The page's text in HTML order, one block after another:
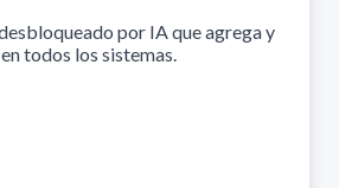
por IA que agrega y
todos los sistemas.